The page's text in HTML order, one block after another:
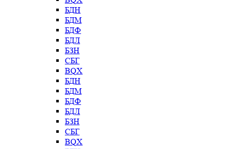
БДН
БДМ
БДФ
БДЛ
БЗН
СБГ
BQX
БДН
БДМ
БДФ
БДЛ
БЗН
СБГ
BQX